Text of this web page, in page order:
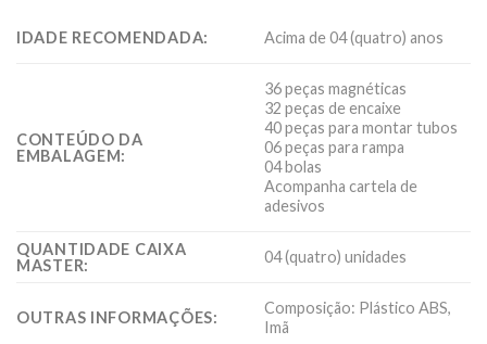
IDADE RECOMENDADA: Acima de 04 (quatro) anos
CONTEÚDO DA
EMBALAGEM:
36 peças magnéticas
32 peças de encaixe
40 peças para montar tubos
06 peças para rampa
04 bolas
Acompanha cartela de
adesivos
QUANTIDADE CAIXA
MASTER:
04 (quatro) unidades
OUTRAS INFORMAÇÕES:
Composição: Plástico ABS,
Imã